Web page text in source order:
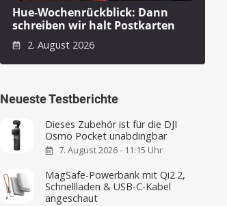
Hue-Wochenrückblick: Dann
schreiben wir halt Postkarten
2. August 2026
Neueste Testberichte
Dieses Zubehör ist für die DJI
Osmo Pocket unabdingbar
7. August 2026 - 11:15 Uhr
MagSafe-Powerbank mit Qi2.2,
Schnellladen & USB-C-Kabel
angeschaut